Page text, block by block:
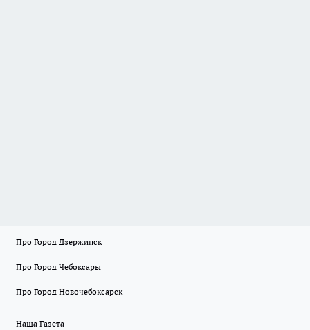
Про Город Дзержинск
Про Город Чебоксары
Про Город Новочебоксарск
Наша Газета